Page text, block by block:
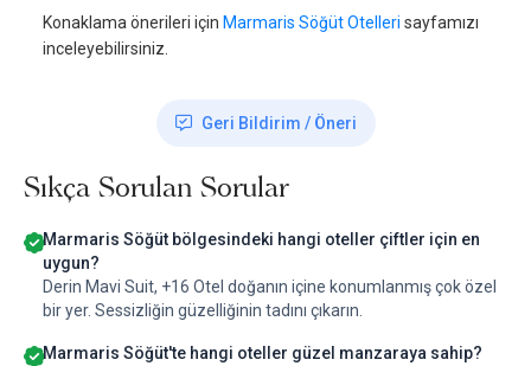
Konaklama önerileri için Marmaris Söğüt Otelleri sayfamızı
inceleyebilirsiniz.
Geri Bildirim / Öneri
Sıkça Sorulan Sorular
Marmaris Söğüt bölgesindeki hangi oteller çiftler için en
uygun?
Derin Mavi Suit, +16 Otel doğanın içine konumlanmış çok özel
bir yer. Sessizliğin güzelliğinin tadını çıkarın.
Marmaris Söğüt'te hangi oteller güzel manzaraya sahip?